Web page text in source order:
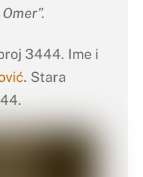
3444. Ime i
. Stara